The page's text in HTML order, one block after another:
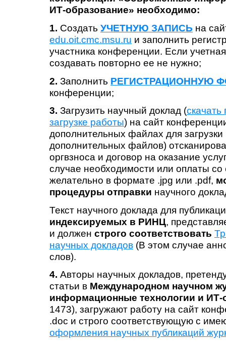
ИТ-образование» необходимо:
1. Создать УЧЕТНУЮ ЗАПИСЬ на
edu.oit.cmc.msu.ru и заполнить
участника конференции. Если
создавать повторно ее не нужно;
2. Заполнить РЕГИСТРАЦИОННУЮ
конференции;
3. Загрузить научный доклад (
загрузке работы) на сайт
дополнительных файлах для загрузки
дополнительных файлов)
оргвзноса и договор на оказание
случае необходимости или оплаты
желательно в формате .jpg или .pdf,
процедуры отправки научного
Текст научного доклада для
индексируемых в РИНЦ,
и должен строго соответствовать
научных докладов (В этом случае
слов).
4. Авторы научных докладов,
статьи в Международном научном
информационные технологии и ИТ-
1473), загружают работу на сайт
.doc и строго соответствующую с
оформления научных публикаций